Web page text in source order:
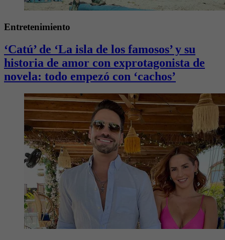
Entretenimiento
‘Catú’ de ‘La isla de los famosos’ y su
historia de amor con exprotagonista de
novela: todo empezó con ‘cachos’